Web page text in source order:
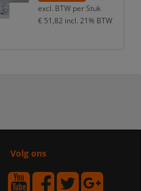
excl. BTW per Stuk
€ 51,82 incl. 21% BTW
Volg ons